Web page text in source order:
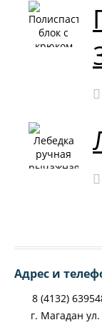
Адрес и
8 (4132)
г. Магадан